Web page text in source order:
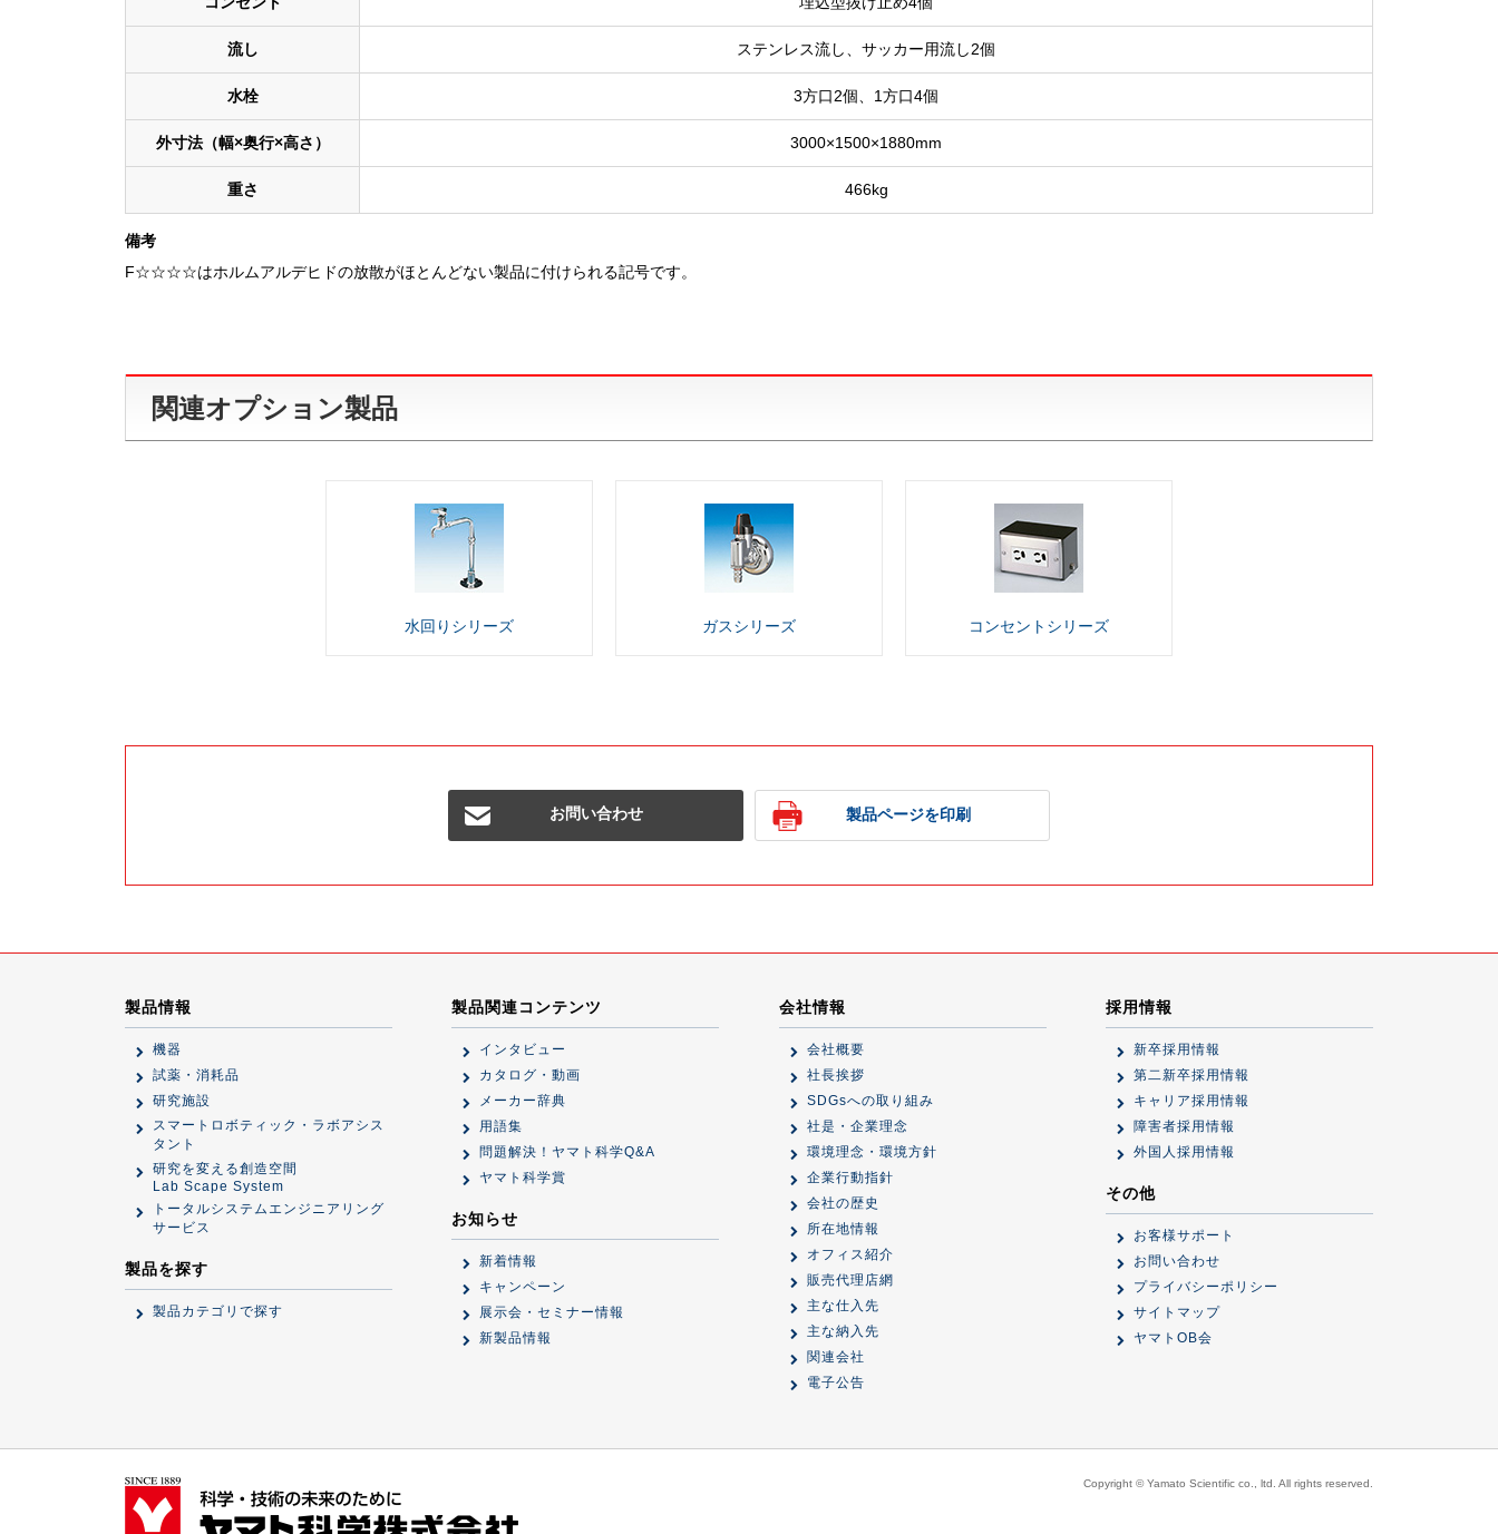
流し ステンレス流し、サッカー用流し2個
水栓 3方口2個、1方口4個
外寸法（幅×奥行×高さ） 3000×1500×1880mm
重さ 466kg
備考
F☆☆☆☆はホルムアルデヒドの放散がほとんどない製品に付けられる記号です。
関連オプション製品
水回り シリーズ ガスシリーズ コンセント シリーズ
お問い合わせ 製品ページを印刷
製品情報
機器
試薬・消耗品
研究施設
スマートロボティック・ラボアシス
タント
研究を変える創造空間
Lab Scape System
トータルシステムエンジニアリング
サービス
製品を探す
製品カテゴリで探す
製品関連コンテンツ
インタビュー
カタログ・動画
メーカー辞典
用語集
問題解決！ヤマト科学Q&A
ヤマト科学賞
お知らせ
新着情報
キャンペーン
展示会・セミナー情報
新製品情報
会社情報
会社概要
社長挨拶
SDGsへの取り組み
社是・企業理念
環境理念・環境方針
企業行動指針
会社の歴史
所在地情報
オフィス紹介
販売代理店網
主な仕入先
主な納入先
関連会社
電子公告
採用情報
新卒採用情報
第二新卒採用情報
キャリア採用情報
障害者採用情報
外国人採用情報
その他
お客様サポート
お問い合わせ
プライバシーポリシー
サイトマップ
ヤマトOB会
Copyright © Yamato Scientific co., ltd. All rights reserved.